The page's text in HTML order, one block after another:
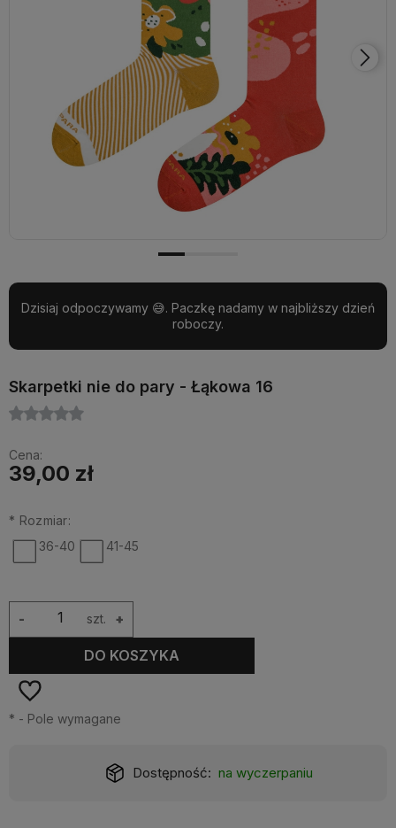
Dzisiaj odpoczywamy 😅. Paczkę nadamy w najbliższy dzień
roboczy.
Skarpetki nie do pary - Łąkowa 16
Cena:
39,00 zł
* Rozmiar:
36-40
41-45
szt. +
-
DO KOSZYKA
* - Pole wymagane
na wyczerpaniu